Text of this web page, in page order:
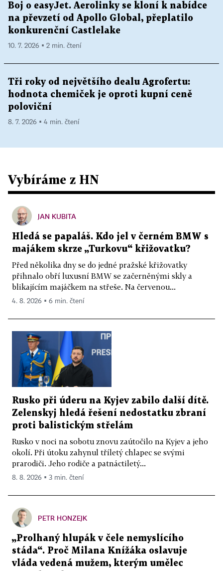
Boj o easyJet. Aerolinky se kloní k nabídce
na převzetí od Apollo Global, přeplatilo
konkurenční Castlelake
10. 7. 2026 ▪ 2 min. čtení
Tři roky od největšího dealu Agrofertu:
hodnota chemiček je oproti kupní ceně
poloviční
8. 7. 2026 ▪ 4 min. čtení
Vybíráme z HN
JAN KUBITA
Hledá se papaláš. Kdo jel v černém BMW s
majákem skrze „Turkovu“ křižovatku?
Před několika dny se do jedné pražské křižovatky
přihnalo obří luxusní BMW se začerněnými skly a
blikajícím majáčkem na střeše. Na červenou...
4. 8. 2026 ▪ 6 min. čtení
Rusko při úderu na Kyjev zabilo další dítě.
Zelenskyj hledá řešení nedostatku zbraní
proti balistickým střelám
Rusko v noci na sobotu znovu zaútočilo na Kyjev a jeho
okolí. Při útoku zahynul tříletý chlapec se svými
prarodiči. Jeho rodiče a patnáctiletý...
8. 8. 2026 ▪ 3 min. čtení
PETR HONZEJK
„Prolhaný hlupák v čele nemyslícího
stáda“. Proč Milana Knížáka oslavuje
vláda vedená mužem, kterým umělec